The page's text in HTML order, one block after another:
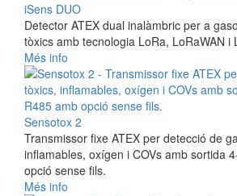
iSens DUO
Detector ATEX dual inalàmbric per a
tòxics amb tecnologia LoRa, LoRaWAN i
Més info
Sensotox 2
Transmissor fixe ATEX per detecció de
inflamables, oxígen i COVs amb sortida
opció sense fils.
Més info